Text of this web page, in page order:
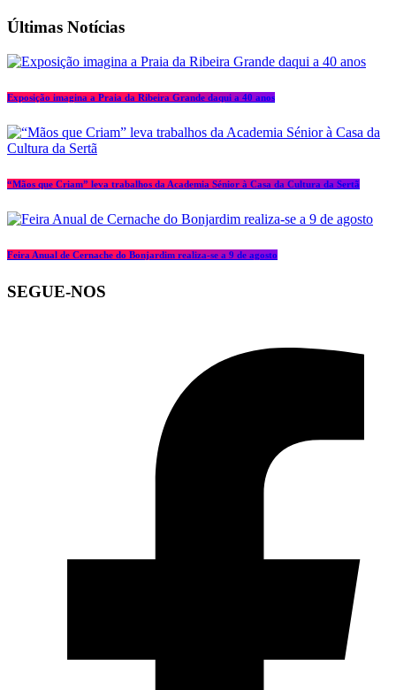
Últimas Notícias
Exposição imagina a Praia da Ribeira Grande daqui a 40 anos
“Mãos que Criam” leva trabalhos da Academia Sénior à Casa da Cultura da Sertã
Feira Anual de Cernache do Bonjardim realiza-se a 9 de agosto
SEGUE-NOS